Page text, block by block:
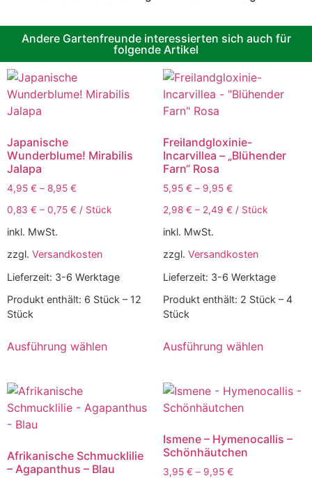
Andere Gartenfreunde interessierten sich auch für
folgende Artikel
Japanische
Wunderblume! Mirabilis
Jalapa
4,95 € – 8,95 €
0,83 € – 0,75 € / Stück
inkl. MwSt.
zzgl. Versandkosten
Lieferzeit: 3-6 Werktage
Produkt enthält: 6 Stück – 12
Stück
Ausführung wählen
Freilandgloxinie-
Incarvillea – „Blühender
Farn“ Rosa
5,95 € – 9,95 €
2,98 € – 2,49 € / Stück
inkl. MwSt.
zzgl. Versandkosten
Lieferzeit: 3-6 Werktage
Produkt enthält: 2 Stück – 4
Stück
Ausführung wählen
Afrikanische Schmucklilie
– Agapanthus – Blau
Ismene – Hymenocallis –
Schönhäutchen
3,95 € – 9,95 €